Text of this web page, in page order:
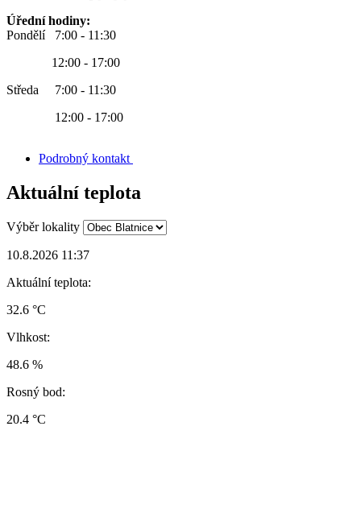
Úřední hodiny:
Pondělí 7:00 - 11:30
12:00 - 17:00
Středa 7:00 - 11:30
12:00 - 17:00
Podrobný kontakt
Aktuální teplota
Výběr lokality
10.8.2026 11:37
Aktuální teplota:
32.6 °C
Vlhkost:
48.6 %
Rosný bod:
20.4 °C